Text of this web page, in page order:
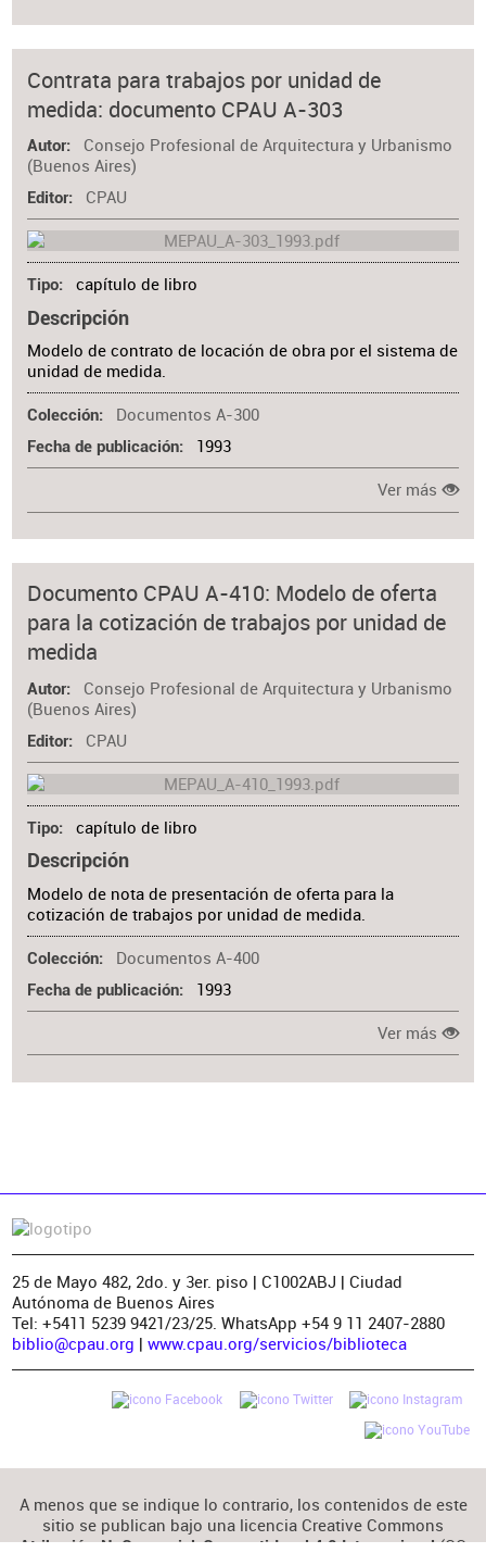
Contrata para trabajos por unidad de
medida: documento CPAU A-303
Autor
Consejo Profesional de Arquitectura y Urbanismo
(Buenos Aires)
Editor CPAU
Tipo capítulo de libro
Descripción
Modelo de contrato de locación de obra por el sistema de
unidad de medida.
Colección Documentos A-300
Fecha de publicación 1993
Ver más
Documento CPAU A-410: Modelo de oferta
para la cotización de trabajos por unidad de
medida
Autor
Consejo Profesional de Arquitectura y Urbanismo
(Buenos Aires)
Editor CPAU
Tipo capítulo de libro
Descripción
Modelo de nota de presentación de oferta para la
cotización de trabajos por unidad de medida.
Colección Documentos A-400
Fecha de publicación 1993
Ver más
25 de Mayo 482, 2do. y 3er. piso | C1002ABJ | Ciudad
Autónoma de Buenos Aires
Tel: +5411 5239 9421/23/25. WhatsApp +54 9 11 2407-2880
biblio@cpau.org | www.cpau.org/servicios/biblioteca
A menos que se indique lo contrario, los contenidos de este
sitio se publican bajo una licencia Creative Commons
Atribución-NoComercial-CompartirIgual 4.0 Internacional(CC